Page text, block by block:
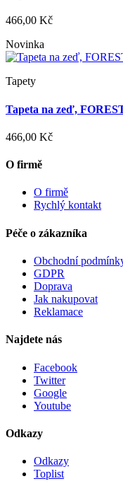
466,00 Kč
Novinka
Tapety
Tapeta na zeď,
466,00 Kč
O firmě
O firmě
Rychlý kontakt
Péče o zákazníka
Obchodní
GDPR
Doprava
Jak nakupovat
Reklamace
Najdete nás
Facebook
Twitter
Google
Youtube
Odkazy
Odkazy
Toplist